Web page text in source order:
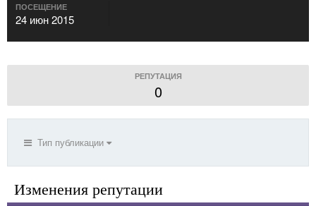
ПОСЕЩЕНИЕ
24 июн 2015
РЕПУТАЦИЯ
0
Тип публикации
Изменения репутации